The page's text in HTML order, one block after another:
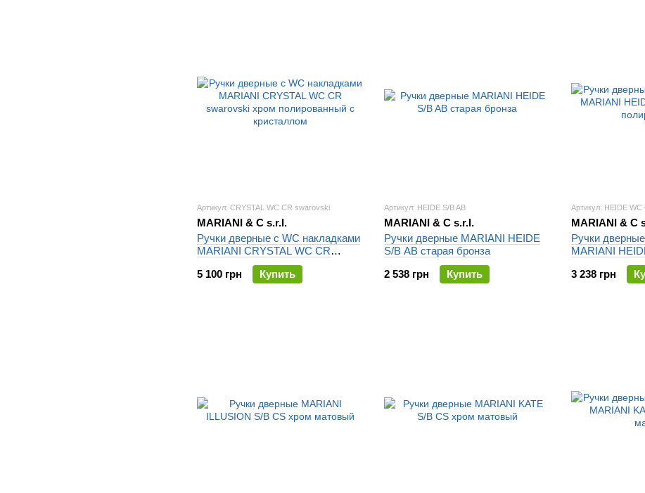
Артикул: CRYSTAL WC CR swarovski
MARIANI & C s.r.l.
Ручки дверные с WC накладками
MARIANI CRYSTAL WC CR
swarovski хром полированный с
кристаллом
5 100 грн Купить
Артикул: HEIDE S/B AB
MARIANI & C s.r.l.
Ручки дверные MARIANI HEIDE
S/B AB старая бронза
2 538 грн
Купить
Артикул: HEIDE WC
MARIANI & C
Ручки
MARIANI
полированная
3 238 грн